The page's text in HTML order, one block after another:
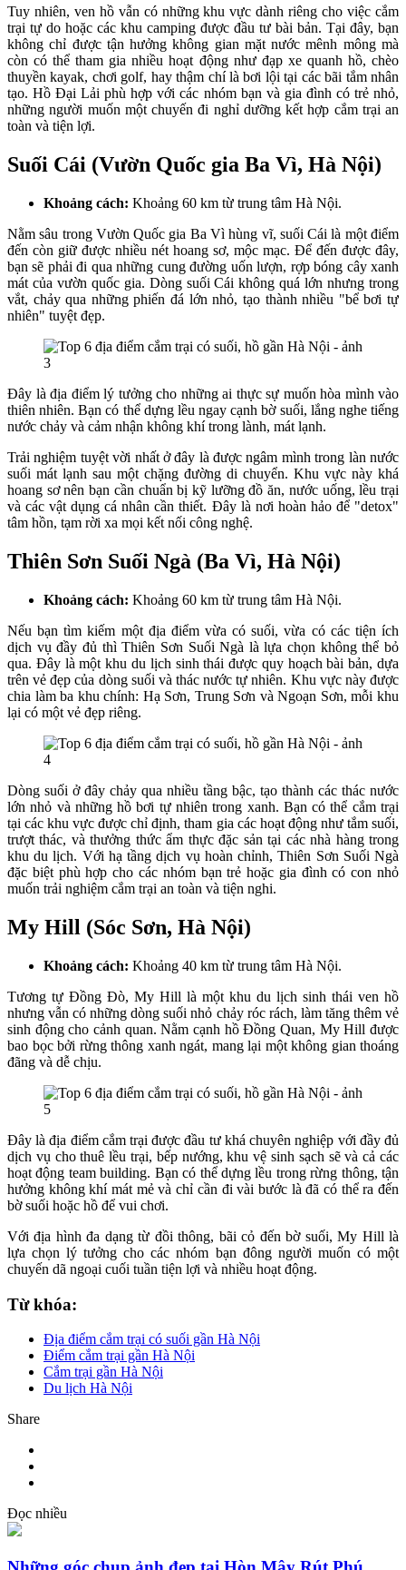
Tuy nhiên, ven hồ vẫn có những khu vực dành riêng cho việc cắm
trại tự do hoặc các khu camping được đầu tư bài bản. Tại đây, bạn
không chỉ được tận hưởng không gian mặt nước mênh mông mà
còn có thể tham gia nhiều hoạt động như đạp xe quanh hồ, chèo
thuyền kayak, chơi golf, hay thậm chí là bơi lội tại các bãi tắm nhân
tạo. Hồ Đại Lải phù hợp với các nhóm bạn và gia đình có trẻ nhỏ,
những người muốn một chuyến đi nghỉ dưỡng kết hợp cắm trại an
toàn và tiện lợi.
Suối Cái (Vườn Quốc gia Ba Vì, Hà Nội)
Khoảng cách: Khoảng 60 km từ trung tâm Hà Nội.
Nằm sâu trong Vườn Quốc gia Ba Vì hùng vĩ, suối Cái là một điểm
đến còn giữ được nhiều nét hoang sơ, mộc mạc. Để đến được đây,
bạn sẽ phải đi qua những cung đường uốn lượn, rợp bóng cây xanh
mát của vườn quốc gia. Dòng suối Cái không quá lớn nhưng trong
vắt, chảy qua những phiến đá lớn nhỏ, tạo thành nhiều "bể bơi tự
nhiên" tuyệt đẹp.
Đây là địa điểm lý tưởng cho những ai thực sự muốn hòa mình vào
thiên nhiên. Bạn có thể dựng lều ngay cạnh bờ suối, lắng nghe tiếng
nước chảy và cảm nhận không khí trong lành, mát lạnh.
Trải nghiệm tuyệt vời nhất ở đây là được ngâm mình trong làn nước
suối mát lạnh sau một chặng đường di chuyển. Khu vực này khá
hoang sơ nên bạn cần chuẩn bị kỹ lưỡng đồ ăn, nước uống, lều trại
và các vật dụng cá nhân cần thiết. Đây là nơi hoàn hảo để "detox"
tâm hồn, tạm rời xa mọi kết nối công nghệ.
Thiên Sơn Suối Ngà (Ba Vì, Hà Nội)
Khoảng cách: Khoảng 60 km từ trung tâm Hà Nội.
Nếu bạn tìm kiếm một địa điểm vừa có suối, vừa có các tiện ích
dịch vụ đầy đủ thì Thiên Sơn Suối Ngà là lựa chọn không thể bỏ
qua. Đây là một khu du lịch sinh thái được quy hoạch bài bản, dựa
trên vẻ đẹp của dòng suối và thác nước tự nhiên. Khu vực này được
chia làm ba khu chính: Hạ Sơn, Trung Sơn và Ngoạn Sơn, mỗi khu
lại có một vẻ đẹp riêng.
Dòng suối ở đây chảy qua nhiều tầng bậc, tạo thành các thác nước
lớn nhỏ và những hồ bơi tự nhiên trong xanh. Bạn có thể cắm trại
tại các khu vực được chỉ định, tham gia các hoạt động như tắm suối,
trượt thác, và thưởng thức ẩm thực đặc sản tại các nhà hàng trong
khu du lịch. Với hạ tầng dịch vụ hoàn chỉnh, Thiên Sơn Suối Ngà
đặc biệt phù hợp cho các nhóm bạn trẻ hoặc gia đình có con nhỏ
muốn trải nghiệm cắm trại an toàn và tiện nghi.
My Hill (Sóc Sơn, Hà Nội)
Khoảng cách: Khoảng 40 km từ trung tâm Hà Nội.
Tương tự Đồng Đò, My Hill là một khu du lịch sinh thái ven hồ
nhưng vẫn có những dòng suối nhỏ chảy róc rách, làm tăng thêm vẻ
sinh động cho cảnh quan. Nằm cạnh hồ Đồng Quan, My Hill được
bao bọc bởi rừng thông xanh ngát, mang lại một không gian thoáng
đãng và dễ chịu.
Đây là địa điểm cắm trại được đầu tư khá chuyên nghiệp với đầy đủ
dịch vụ cho thuê lều trại, bếp nướng, khu vệ sinh sạch sẽ và cả các
hoạt động team building. Bạn có thể dựng lều trong rừng thông, tận
hưởng không khí mát mẻ và chỉ cần đi vài bước là đã có thể ra đến
bờ suối hoặc hồ để vui chơi.
Với địa hình đa dạng từ đồi thông, bãi cỏ đến bờ suối, My Hill là
lựa chọn lý tưởng cho các nhóm bạn đông người muốn có một
chuyến dã ngoại cuối tuần tiện lợi và nhiều hoạt động.
Từ khóa:
Địa điểm cắm trại có suối gần Hà Nội
Điểm cắm trại gần Hà Nội
Cắm trại gần Hà Nội
Du lịch Hà Nội
Share
Đọc nhiều